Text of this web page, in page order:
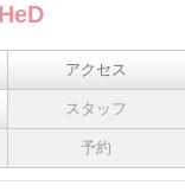
アクセス
スタッフ
予約